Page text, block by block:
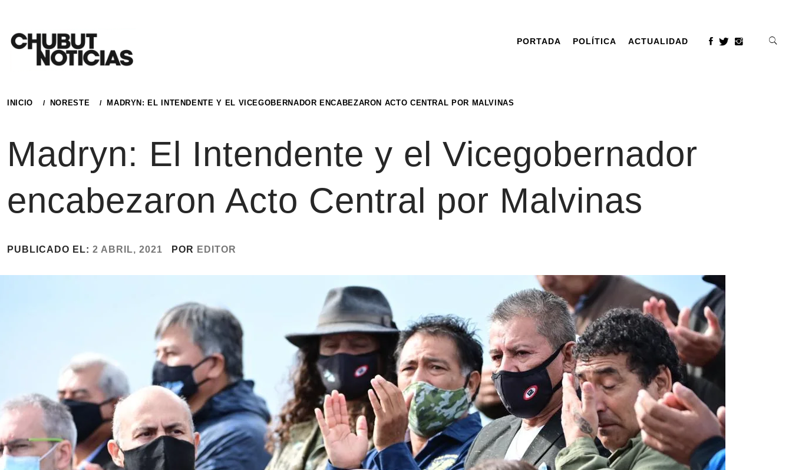
contenido
PORTADA POLÍTICA ACTUALIDAD
INICIO NORESTE MADRYN: EL INTENDENTE Y EL VICEGOBERNADOR ENCABEZARON ACTO CENTRAL POR MALVINAS
Madryn: El Intendente y el Vicegobernador
encabezaron Acto Central por Malvinas
PUBLICADO EL: 2 ABRIL, 2021 POR EDITOR